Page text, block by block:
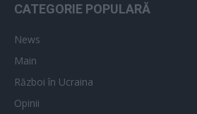
CATEGORIE POPULARĂ
News
Main
Război în Ucraina
Opinii